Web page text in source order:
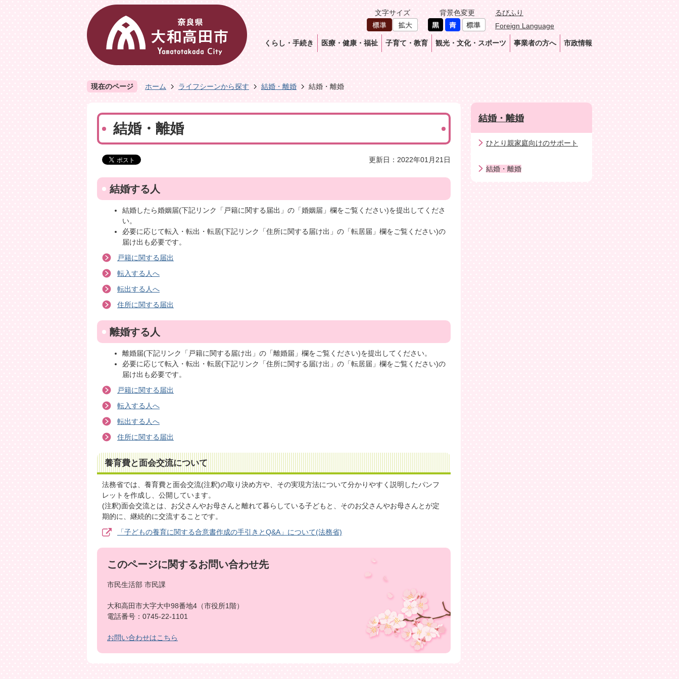
文字サイズ 背景色変更
るびふり
Foreign Language
くらし・手続き 医療・健康・福祉 子育て・教育 観光・文化・スポーツ 事業者の方へ 市政情報
現在のページ ホーム ライフシーンから探す 結婚・離婚 結婚・離婚
結婚・離婚
更新日：2022年01月21日
結婚する人
結婚したら婚姻届(下記リンク「戸籍に関する届出」の「婚姻届」欄をご覧ください)を提出してくださ
い。
必要に応じて転入・転出・転居(下記リンク「住所に関する届け出」の「転居届」欄をご覧ください)の
届け出も必要です。
戸籍に関する届出
転入する人へ
転出する人へ
住所に関する届出
離婚する人
離婚届(下記リンク「戸籍に関する届け出」の「離婚届」欄をご覧ください)を提出してください。
必要に応じて転入・転出・転居(下記リンク「住所に関する届け出」の「転居届」欄をご覧ください)の
届け出も必要です。
戸籍に関する届出
転入する人へ
転出する人へ
住所に関する届出
養育費と面会交流について
法務省では、養育費と面会交流(注釈)の取り決め方や、その実現方法について分かりやすく説明したパンフ
レットを作成し、公開しています。
(注釈)面会交流とは、お父さんやお母さんと離れて暮らしている子どもと、そのお父さんやお母さんとが定
期的に、継続的に交流することです。
「子どもの養育に関する合意書作成の手引きとQ&A」について(法務省)
このページに関するお問い合わせ先
市民生活部 市民課
大和高田市大字大中98番地4（市役所1階）
電話番号：0745-22-1101
お問い合わせはこちら
結婚・離婚
ひとり親家庭向けのサポート
結婚・離婚